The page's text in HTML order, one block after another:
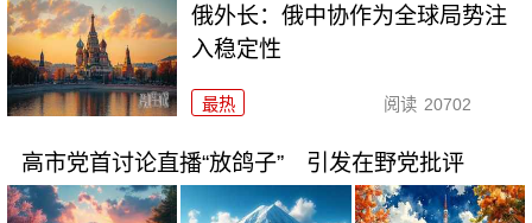
俄外长：俄中协作为全球局势注
入稳定性
最热 阅读 20702
高市党首讨论直播“放鸽子” 引发在野党批评